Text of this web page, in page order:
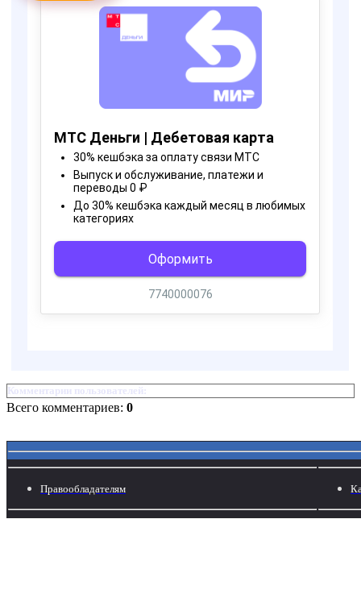
Комментарии пользователей:
Всего комментариев: 0
Правообладателям